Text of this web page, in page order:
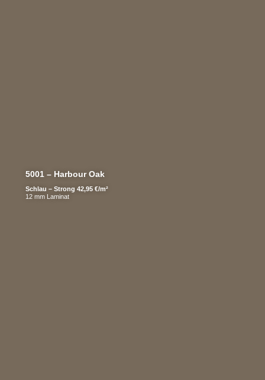
5001 – Harbour Oak
Schlau – Strong 42,95 €/m²
12 mm Laminat